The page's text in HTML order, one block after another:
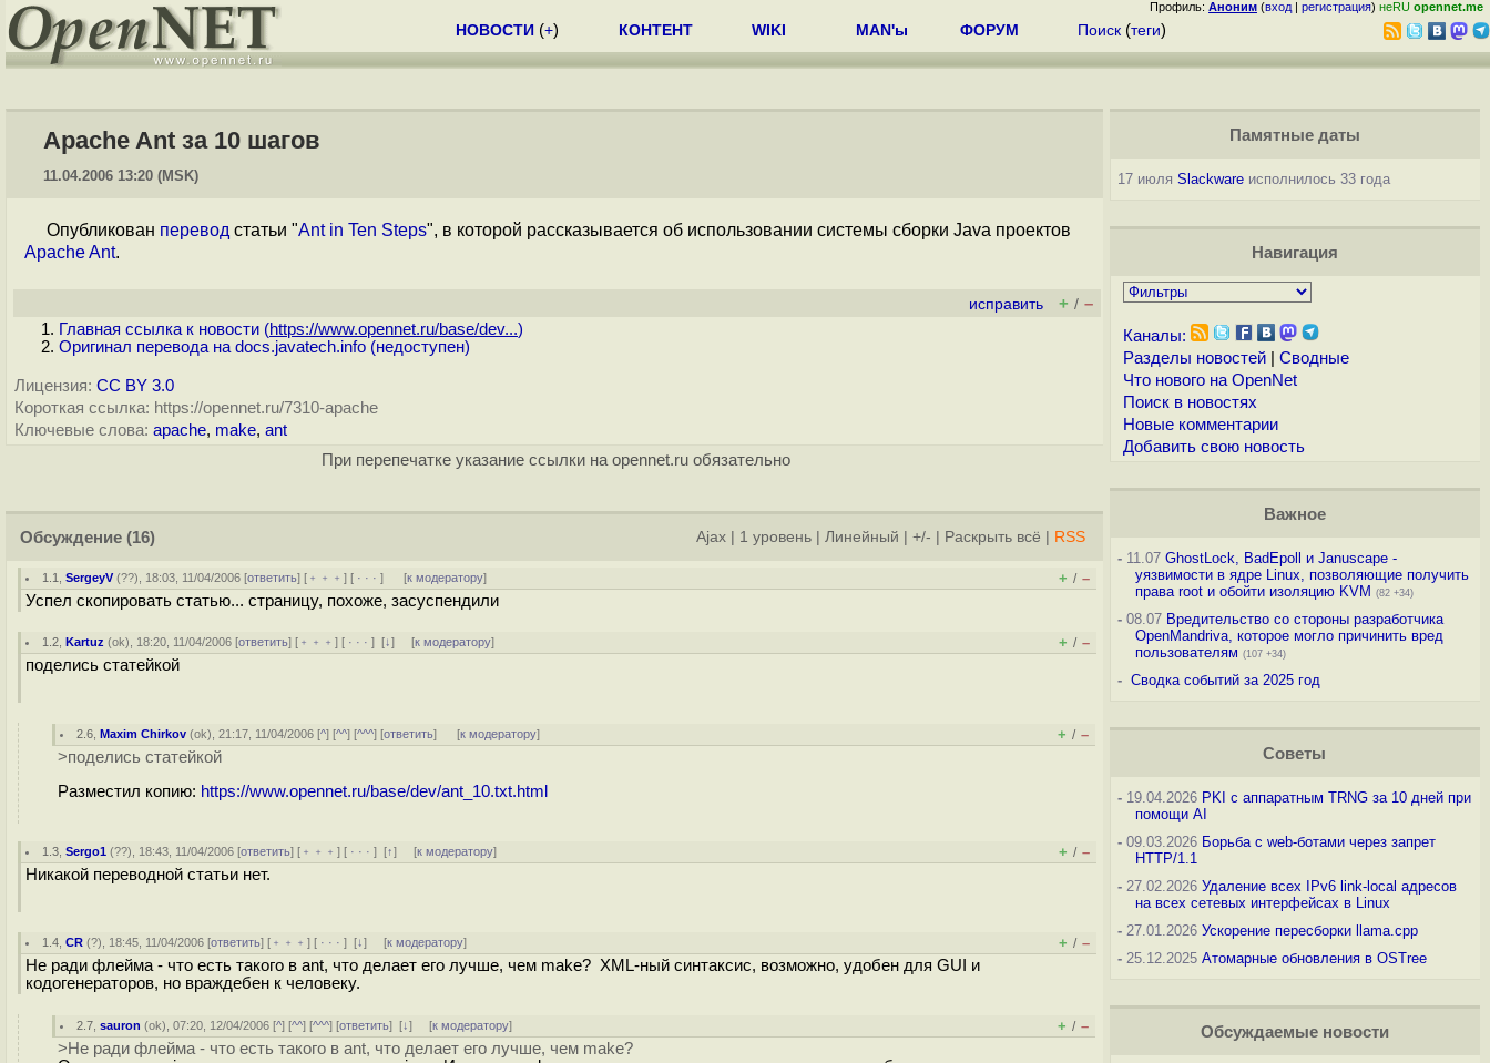
Профиль: Аноним (вход | регистрация) неRU opennet.me
НОВОСТИ (+) КОНТЕНТ WIKI MAN'ы ФОРУМ Поиск (теги)
Apache Ant за 10 шагов
11.04.2006 13:20 (MSK)
Опубликован перевод статьи "Ant in Ten Steps", в которой рассказывается об использовании системы сборки Java проектов
Apache Ant.
исправить + / –
Главная ссылка к новости (https://www.opennet.ru/base/dev...)
Оригинал перевода на docs.javatech.info (недоступен)
Лицензия: CC BY 3.0
Короткая ссылка: https://opennet.ru/7310-apache
Ключевые слова: apache, make, ant
При перепечатке указание ссылки на opennet.ru обязательно
Обсуждение (16) Ajax 1 уровень Линейный +/- Раскрыть всё RSS
1.1 ,SergeyV (??), 18:03, 11/04/2006 [ответить] [ ﹢﹢﹢] [ · · ·] [к модератору] + / –
Успел скопировать статью... страницу, похоже, засуспендили
1.2 ,Kartuz (ok), 18:20, 11/04/2006 [ответить] [ ﹢﹢﹢] [ · · ·][↓] [к модератору] + / –
поделись статейкой
2.6 ,Maxim Chirkov (ok), 21:17, 11/04/2006 [^] [^^] [^^^] [ответить] [к модератору] + / –
>поделись статейкой
Разместил копию: https://www.opennet.ru/base/dev/ant_10.txt.html
1.3 ,Sergo1 (??), 18:43, 11/04/2006 [ответить] [ ﹢﹢﹢] [ · · ·][↑] [к модератору] + / –
Никакой переводной статьи нет.
1.4 ,CR (?), 18:45, 11/04/2006 [ответить] [ ﹢﹢﹢] [ · · ·][↓] [к модератору] + / –
Не ради флейма - что есть такого в ant, что делает его лучше, чем make? XML-ный синтаксис, возможно, удобен для GUI и
кодогенераторов, но враждебен к человеку.
2.7 ,sauron (ok), 07:20, 12/04/2006 [^] [^^] [^^^] [ответить][↓] [к модератору] + / –
>Не ради флейма - что есть такого в ant, что делает его лучше, чем make?
Памятные даты
17 июля Slackwareисполнилось 33 года
Навигация
Каналы:
Разделы новостей| Сводные
Что нового на OpenNet
Поиск в новостях
Новые комментарии
Добавить свою новость
Важное
-11.07 GhostLock, BadEpoll и Januscape -
уязвимости в ядре Linux, позволяющие получить
права root и обойти изоляцию KVM (82 +34)
-08.07 Вредительство со стороны разработчика
OpenMandriva, которое могло причинить вред
пользователям (107 +34)
- Сводка событий за 2025 год
Советы
-19.04.2026 PKI с аппаратным TRNG за 10 дней при
помощи AI
-09.03.2026 Борьба с web-ботами через запрет
HTTP/1.1
-27.02.2026 Удаление всех IPv6 link-local адресов
на всех сетевых интерфейсах в Linux
-27.01.2026 Ускорение пересборки llama.cpp
-25.12.2025 Атомарные обновления в OSTree
Обсуждаемые новости